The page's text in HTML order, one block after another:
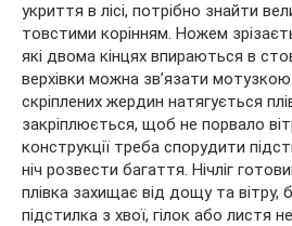
укриття в лісі, потрібно знайти
товстими корінням. Ножем
які двома кінцях впираються в
верхівки можна зв’язати
скріплених жердин натягується
закріплюється, щоб не порвало
конструкції треба спорудити
ніч розвести багаття. Нічліг
плівка захищає від дощу та вітру,
підстилка з хвої, гілок або листя